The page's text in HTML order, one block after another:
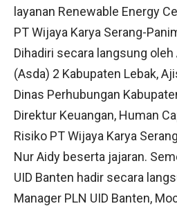
layanan Renewable Energy
PT Wijaya Karya Serang-
Dihadiri secara langsung
(Asda) 2 Kabupaten Lebak,
Dinas Perhubungan
Direktur Keuangan, Human
Risiko PT Wijaya Karya
Nur Aidy beserta jajaran.
UID Banten hadir secara
Manager PLN UID Banten,